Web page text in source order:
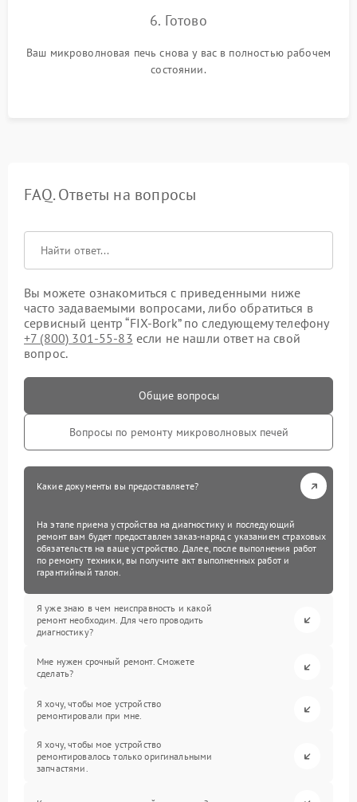
6. Готово
Ваш микроволновая печь снова у вас в полностью рабочем
состоянии.
FAQ. Ответы на вопросы
Вы можете ознакомиться с приведенными ниже
часто задаваемыми вопросами, либо обратиться в
сервисный центр “FIX-Bork” по следующему телефону
+7 (800) 301-55-83 если не нашли ответ на свой
вопрос.
Общие вопросы
Вопросы по ремонту микроволновых печей
Какие документы вы предоставляете?
На этапе приема устройства на диагностику и последующий
ремонт вам будет предоставлен заказ-наряд с указанием страховых
обязательств на ваше устройство. Далее, после выполнения работ
по ремонту техники, вы получите акт выполненных работ и
гарантийный талон.
Я уже знаю в чем неисправность и какой
ремонт необходим. Для чего проводить
диагностику?
Мне нужен срочный ремонт. Сможете
сделать?
Я хочу, чтобы мое устройство
ремонтировали при мне.
Я хочу, чтобы мое устройство
ремонтировалось только оригинальными
запчастями.